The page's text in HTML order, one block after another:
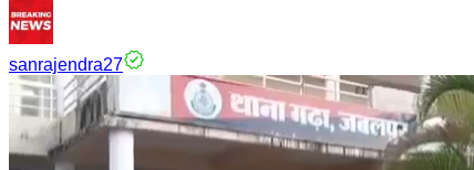
sanrajendra27